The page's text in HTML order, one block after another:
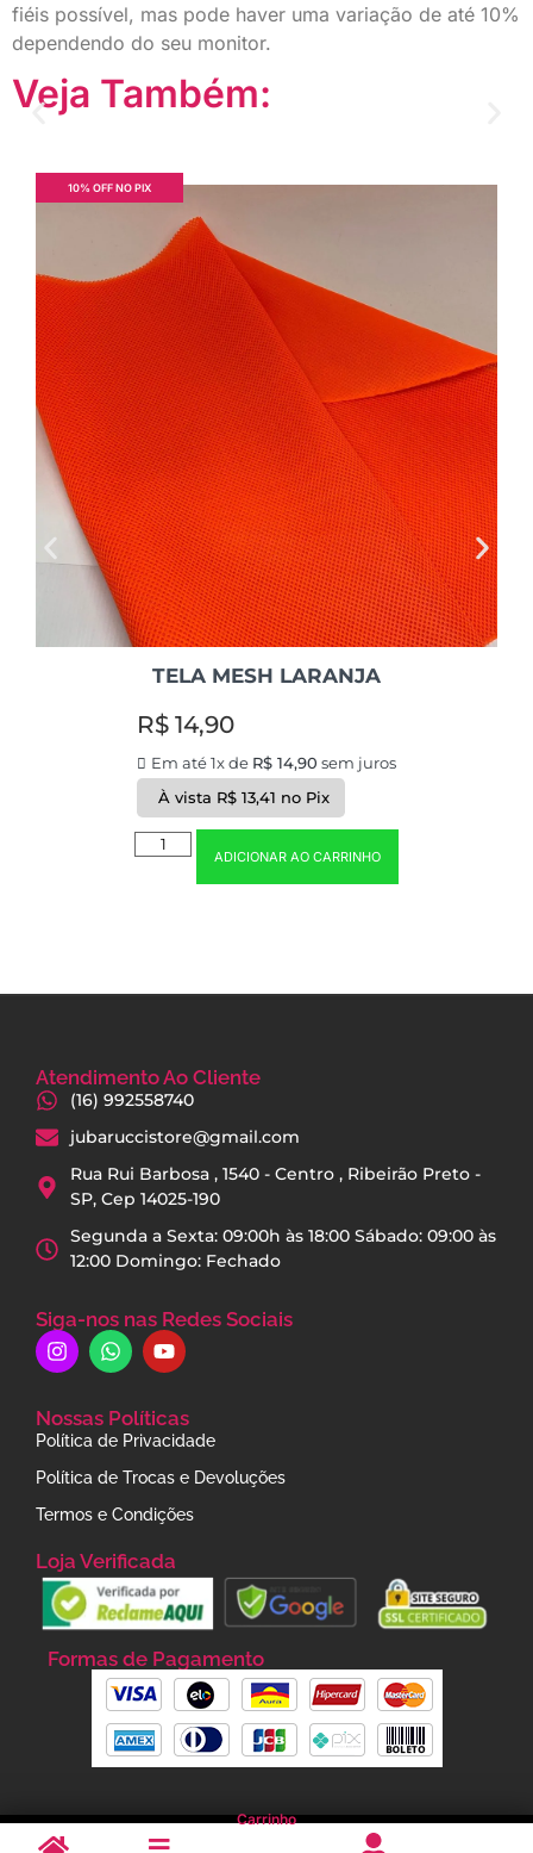
Carrinho
fiéis possível, mas pode haver uma variação de até 10%
dependendo do seu monitor.
Veja Também:
10% OFF NO PIX
TELA MESH LARANJA
R$ 14,90
Em até 1x de R$ 14,90 sem juros
À vista R$13,41 no Pix
ADICIONAR AO CARRINHO
Atendimento Ao Cliente
(16) 992558740
jubaruccistore@gmail.com
Rua Rui Barbosa , 1540 - Centro , Ribeirão Preto -
SP, Cep 14025-190
Segunda a Sexta: 09:00h às 18:00 Sábado: 09:00 às
12:00 Domingo: Fechado
Siga-nos nas Redes Sociais
Nossas Políticas
Política de Privacidade
Política de Trocas e Devoluções
Termos e Condições
Loja Verificada
Formas de Pagamento